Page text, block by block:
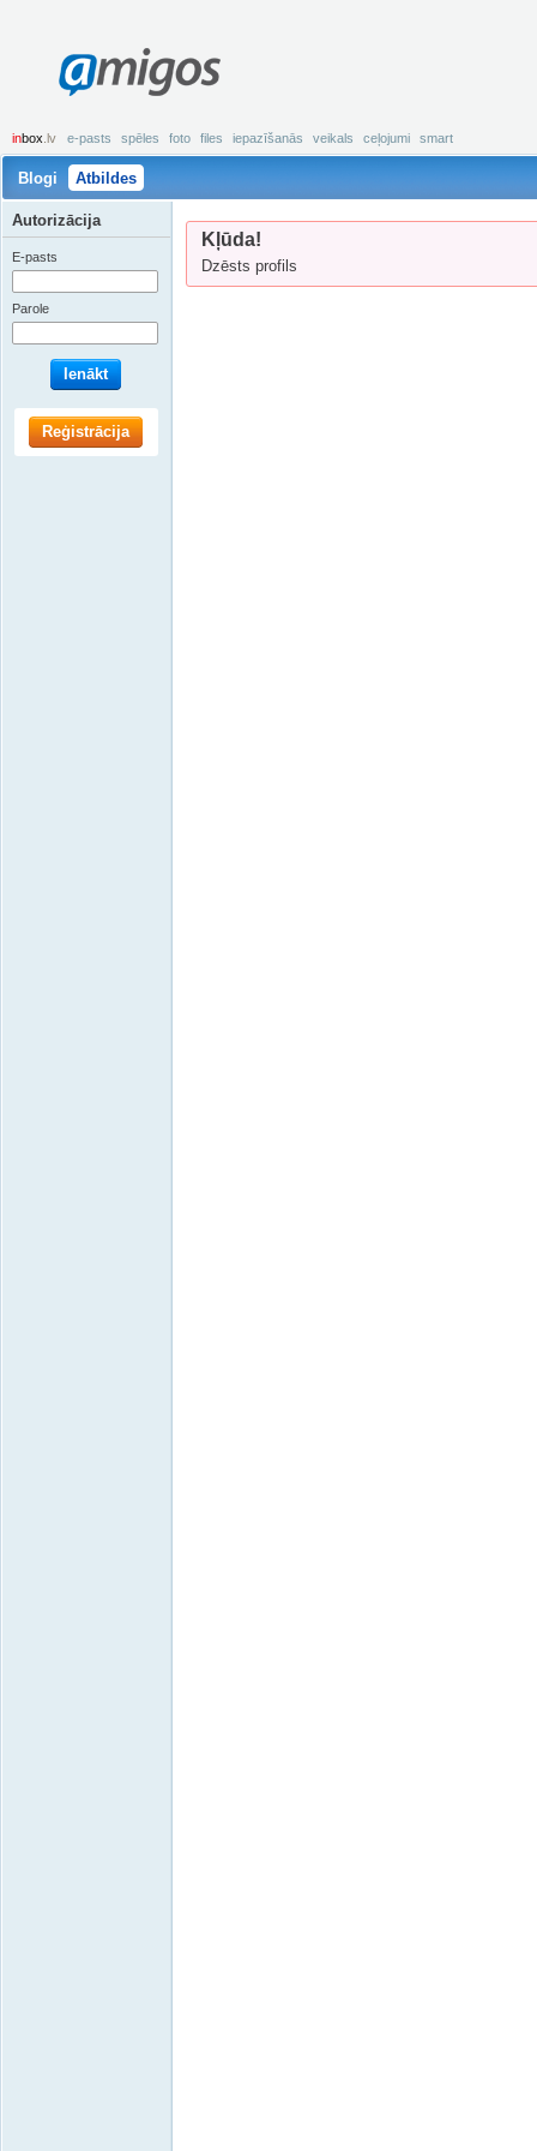
amigos
inbox .lv e-pasts spēles foto files iepazīšanās veikals ceļojumi smart
Blogi Atbildes
Kļūda!
Dzēsts profils
Autorizācija
E-pasts
Parole
Ienākt
Reģistrācija